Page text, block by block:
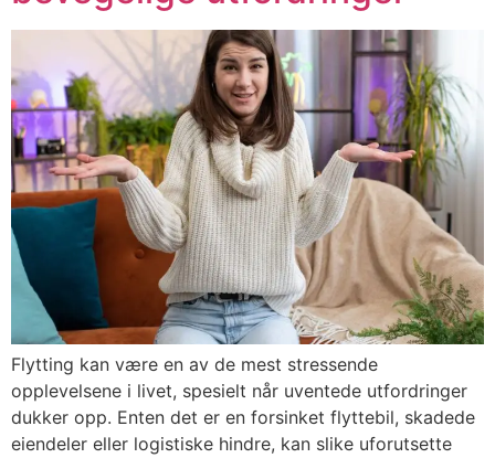
Flytting kan være en av de mest stressende
opplevelsene i livet, spesielt når uventede utfordringer
dukker opp. Enten det er en forsinket flyttebil, skadede
eiendeler eller logistiske hindre, kan slike uforutsette